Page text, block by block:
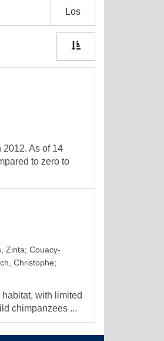
Los
As of 14
to zero to
Zinta; Couacy-
Christophe;
with limited
chimpanzees ...